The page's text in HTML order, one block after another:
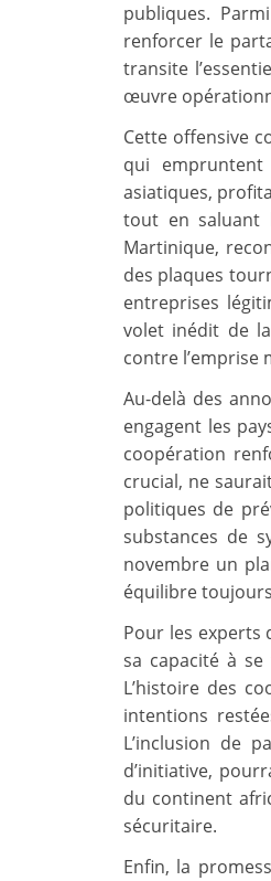
publiques.
renforcer le
transite
œuvre
Cette offensive
qui
asiatiques,
tout en saluant
Martinique,
des plaques
entreprises
volet inédit de
contre l’emprise
Au-delà des
engagent les
coopération
crucial, ne
politiques de
substances de
novembre un
équilibre
Pour les experts
sa capacité à
L’histoire des
intentions
L’inclusion de
d’initiative,
du continent
sécuritaire.
Enfin, la